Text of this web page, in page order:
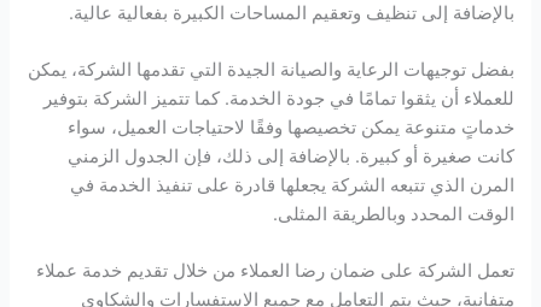
بالإضافة إلى تنظيف وتعقيم المساحات الكبيرة بفعالية عالية.
بفضل توجيهات الرعاية والصيانة الجيدة التي تقدمها الشركة، يمكن
للعملاء أن يثقوا تمامًا في جودة الخدمة. كما تتميز الشركة بتوفير
خدماتٍ متنوعة يمكن تخصيصها وفقًا لاحتياجات العميل، سواء
كانت صغيرة أو كبيرة. بالإضافة إلى ذلك، فإن الجدول الزمني
المرن الذي تتبعه الشركة يجعلها قادرة على تنفيذ الخدمة في
الوقت المحدد وبالطريقة المثلى.
تعمل الشركة على ضمان رضا العملاء من خلال تقديم خدمة عملاء
متفانية، حيث يتم التعامل مع جميع الاستفسارات والشكاوى